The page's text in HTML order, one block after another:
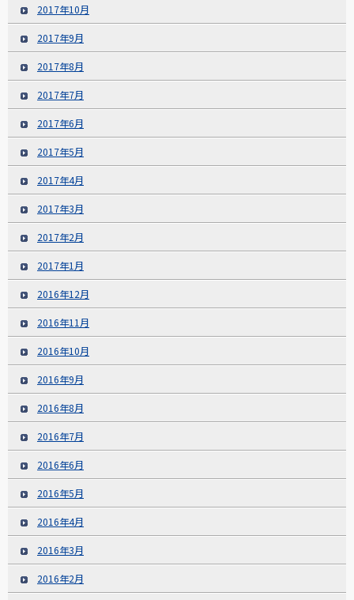
2017年10月
2017年9月
2017年8月
2017年7月
2017年6月
2017年5月
2017年4月
2017年3月
2017年2月
2017年1月
2016年12月
2016年11月
2016年10月
2016年9月
2016年8月
2016年7月
2016年6月
2016年5月
2016年4月
2016年3月
2016年2月